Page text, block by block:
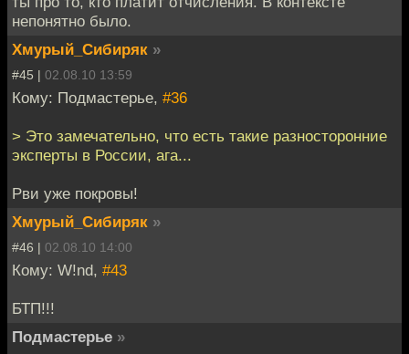
непонятно было.
Хмурый_Сибиряк »
#45 | 02.08.10 13:59
Кому: Подмастерье, #36
> Это замечательно, что есть такие разносторонние
эксперты в России, ага...
Рви уже покровы!
Хмурый_Сибиряк »
#46 | 02.08.10 14:00
Кому: W!nd, #43
БТП!!!
Подмастерье »